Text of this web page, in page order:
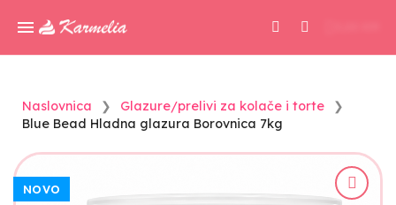
Naslovnica
Glazure/prelivi za kolače i torte
Blue Bead Hladna glazura Borovnica 7kg
NOVO